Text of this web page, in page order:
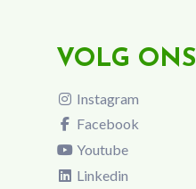
VOLG ONS
Instagram
Facebook
Youtube
Linkedin